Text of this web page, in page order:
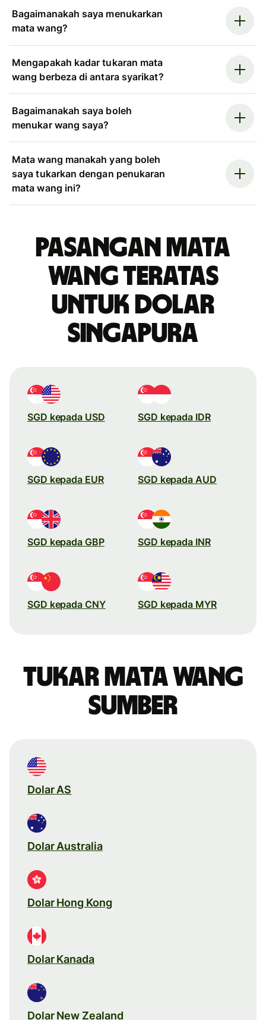
Bagaimanakah saya menukarkan
mata wang?
Mengapakah kadar tukaran mata
wang berbeza di antara syarikat?
Bagaimanakah saya boleh
menukar wang saya?
Mata wang manakah yang boleh
saya tukarkan dengan penukaran
mata wang ini?
Pasangan mata
wang teratas
untuk dolar
Singapura
SGD kepada USD SGD kepada IDR
SGD kepada EUR SGD kepada AUD
SGD kepada GBP SGD kepada INR
SGD kepada CNY SGD kepada MYR
Tukar mata wang
sumber
Dolar AS
Dolar Australia
Dolar Hong Kong
Dolar Kanada
Dolar New Zealand